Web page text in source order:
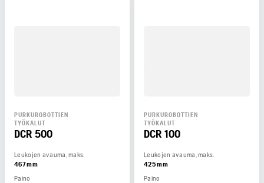
PURKUROBOTTIEN
TYÖKALUT
DCR 500
Leukojen avauma, maks.
467 mm
Paino
PURKUROBOTTIEN
TYÖKALUT
DCR 100
Leukojen avauma, maks.
425 mm
Paino